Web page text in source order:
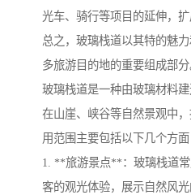
光车、骑行等项目的延伸，扩
总之，玻璃栈道以其特的魅
多旅游目的地的重要组成部分
玻璃栈道是一种由玻璃材料
在山崖、峡谷等自然景观中
用范围主要包括以下几个方面
1. **旅游景点**：玻璃栈道
客的观光体验，展示自然风光